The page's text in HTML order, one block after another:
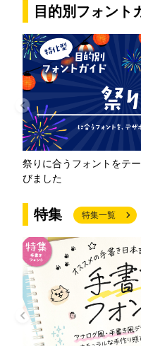
目的別フォント
祭りに合うフォントをテ
びました
特集 特集一覧